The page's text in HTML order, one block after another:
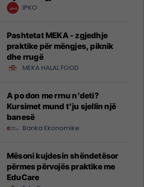
krijuesve
IPKO
Pashtetat MEKA - zgjedhje
praktike për mëngjes, piknik
dhe rrugë
MEKA HALAL FOOD
A po don me rrnu n’deti?
Kursimet mund t’ju sjellin një
banesë
Banka Ekonomike
Mësoni kujdesin shëndetësor
përmes përvojës praktike me
EduCare